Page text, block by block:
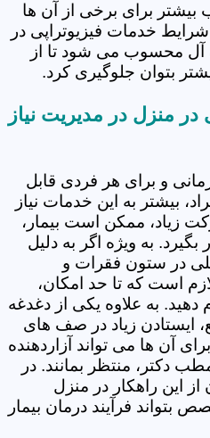
برای برخی از آن ها
خدمات فیزیوتراپی در
آل محسوب می شود تا از
بتوان جلوگیری کرد.
در منزل در مدیریت نیاز
و برای هر فردی قابل
بیشتر به این خدمات نیاز
زیاد، ممکن است بیمار،
به ویژه اگر به دلیل
در ستون فقرات و
است که تا حد امکان،
دهید. به علاوه یکی از دغدغه
ایستادن زیاد در صف های
آن ها می تواند آزاردهنده
دکتر، منتظر بمانند. در
این راهکار در منزل
بتواند فرآیند درمان بیمار